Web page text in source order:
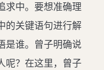
求中。要想准确理
的关键语句进行解
是谁。曾子明确说
呢？在这里，曾子